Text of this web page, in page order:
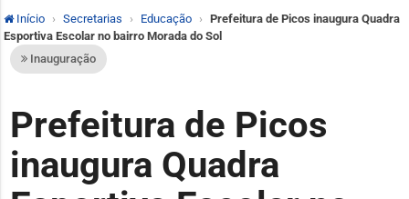
Início Secretarias Educação
Prefeitura de Picos inaugura Quadra
Esportiva Escolar no bairro Morada do Sol
Inauguração
Prefeitura de Picos
inaugura Quadra